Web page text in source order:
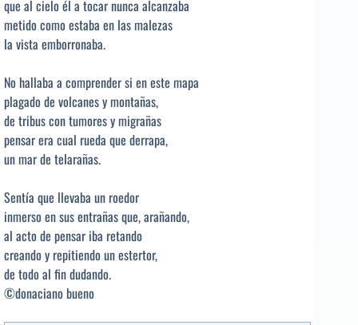
que al cielo él a tocar nunca alcanzaba
metido como estaba en las malezas
la vista emborronaba.
No hallaba a comprender si en este mapa
plagado de volcanes y montañas,
de tribus con tumores y migrañas
pensar era cual rueda que derrapa,
un mar de telarañas.
Sentía que llevaba un roedor
inmerso en sus entrañas que, arañando,
al acto de pensar iba retando
creando y repitiendo un estertor,
de todo al fin dudando.
©donaciano bueno